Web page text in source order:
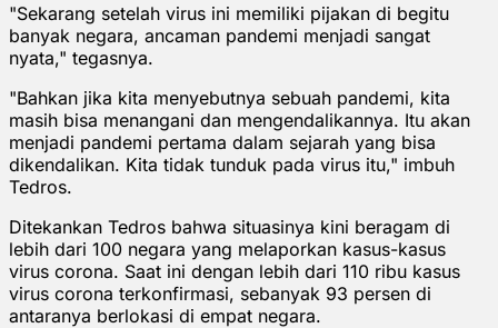
"Sekarang setelah virus ini memiliki pijakan di begitu
banyak negara, ancaman pandemi menjadi sangat
nyata," tegasnya.
"Bahkan jika kita menyebutnya sebuah pandemi, kita
masih bisa menangani dan mengendalikannya. Itu akan
menjadi pandemi pertama dalam sejarah yang bisa
dikendalikan. Kita tidak tunduk pada virus itu," imbuh
Tedros.
Ditekankan Tedros bahwa situasinya kini beragam di
lebih dari 100 negara yang melaporkan kasus-kasus
virus corona. Saat ini dengan lebih dari 110 ribu kasus
virus corona terkonfirmasi, sebanyak 93 persen di
antaranya berlokasi di empat negara.